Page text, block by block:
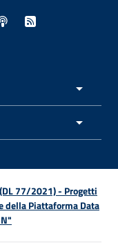
in nuova finestra
in nuova finestra
- Apertura in
- Apertura in
Sito esterno -
- Sito esterno -
Spreaker - Sito
Feed RSS -
77/2021) - Progetti
della Piattaforma Data